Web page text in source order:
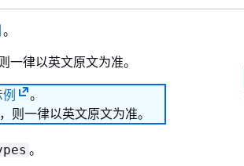
。
律以英文原文为准。
。
则一律以英文原文为准。
。